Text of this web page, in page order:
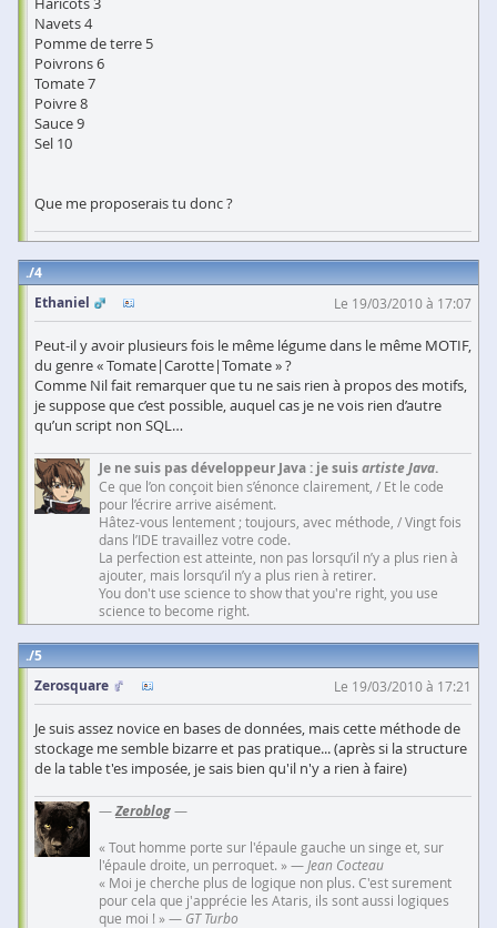
Navets 4
Pomme de terre 5
Poivrons 6
Tomate 7
Poivre 8
Sauce 9
Sel 10
Que me proposerais tu donc ?
4
Ethaniel
Le 19/03/2010 à 17:07
Peut-il y avoir plusieurs fois le même légume dans le même MOTIF,
du genre « Tomate|Carotte|Tomate » ?
Comme Nil fait remarquer que tu ne sais rien à propos des motifs,
je suppose que c’est possible, auquel cas je ne vois rien d’autre
qu’un script non SQL…
Je ne suis pas développeur Java : je suisartiste Java.
Ce que l’on conçoit bien s’énonce clairement, / Et le code
pour l’écrire arrive aisément.
Hâtez-vous lentement ; toujours, avec méthode, / Vingt fois
dans l’IDE travaillez votre code.
La perfection est atteinte, non pas lorsqu’il n’y a plus rien à
ajouter, mais lorsqu’il n’y a plus rien à retirer.
You don't use science to show that you're right, you use
science to become right.
5
Zerosquare
Le 19/03/2010 à 17:21
Je suis assez novice en bases de données, mais cette méthode de
stockage me semble bizarre et pas pratique... (après si la structure
de la table t'es imposée, je sais bien qu'il n'y a rien à faire)
—Zeroblog—
« Tout homme porte sur l'épaule gauche un singe et, sur
l'épaule droite, un perroquet. » — Jean Cocteau
« Moi je cherche plus de logique non plus. C'est surement
pour cela que j'apprécie les Ataris, ils sont aussi logiques
que moi ! » — GT Turbo